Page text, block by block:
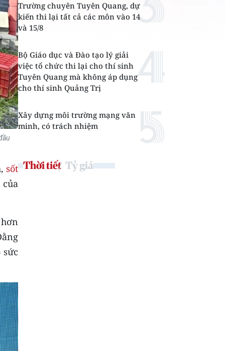
sốt
Trường chuyên Tuyên Quang, dự
kiến thi lại tất cả các môn vào 14
và 15/8
Bộ Giáo dục và Đào tạo lý giải
việc tổ chức thi lại cho thí sinh
Tuyên Quang mà không áp dụng
cho thí sinh Quảng Trị
Xây dựng môi trường mạng văn
minh, có trách nhiệm
Thời tiết Tỷ giá